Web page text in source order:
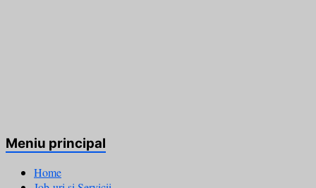
Meniu principal
Home